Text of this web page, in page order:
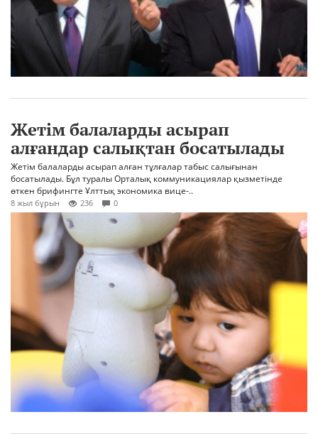
Жетім балаларды асырап
алғандар салықтан босатылады
Жетім балаларды асырап алған тұлғалар табыс салығынан
босатылады. Бұл туралы Орталық коммуникациялар қызметінде
өткен брифингте Ұлттық экономика вице-..
8 жыл бұрын 236 0